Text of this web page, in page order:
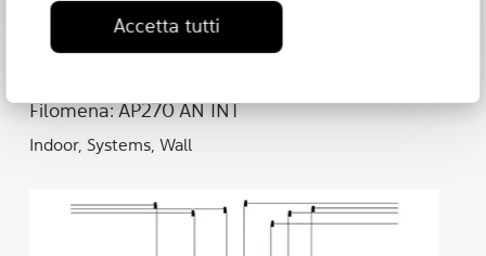
Accetta tutti
Filomena: AP270 AN INT
Indoor, Systems, Wall